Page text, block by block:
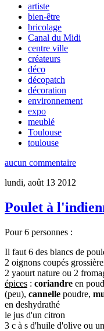
artiste
bien-être
bricolage
Canal du Midi
centre ville
créateurs
déco
décopatch
décoration
environnement
expo
meublé
Toulouse
toulouse
aucun commentaire
lundi, août 13 2012
Poulet à
Pour 6 personnes :
Il faut 6 des blancs de
2 oignons coupés
2 yaourt nature ou 2
épices : coriandre en
(peu), cannelle poudre,
en deshydrathé
le jus d'un citron
3 c à s d'huile d'olive ou